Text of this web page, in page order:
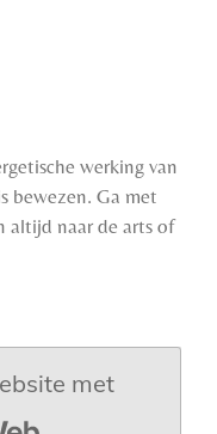
werking van
bewezen. Ga met
altijd naar de arts of
met